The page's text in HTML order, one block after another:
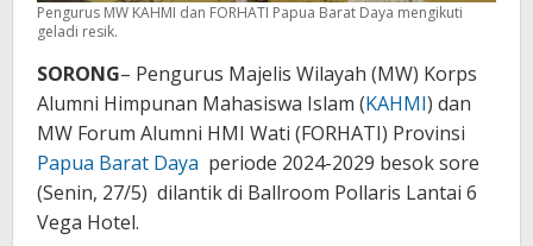
Pengurus MW KAHMI dan FORHATI Papua Barat Daya mengikuti
geladi resik.
SORONG– Pengurus Majelis Wilayah (MW) Korps
Alumni Himpunan Mahasiswa Islam (KAHMI) dan
MW Forum Alumni HMI Wati (FORHATI) Provinsi
Papua Barat Daya periode 2024-2029 besok sore
(Senin, 27/5) dilantik di Ballroom Pollaris Lantai 6
Vega Hotel.